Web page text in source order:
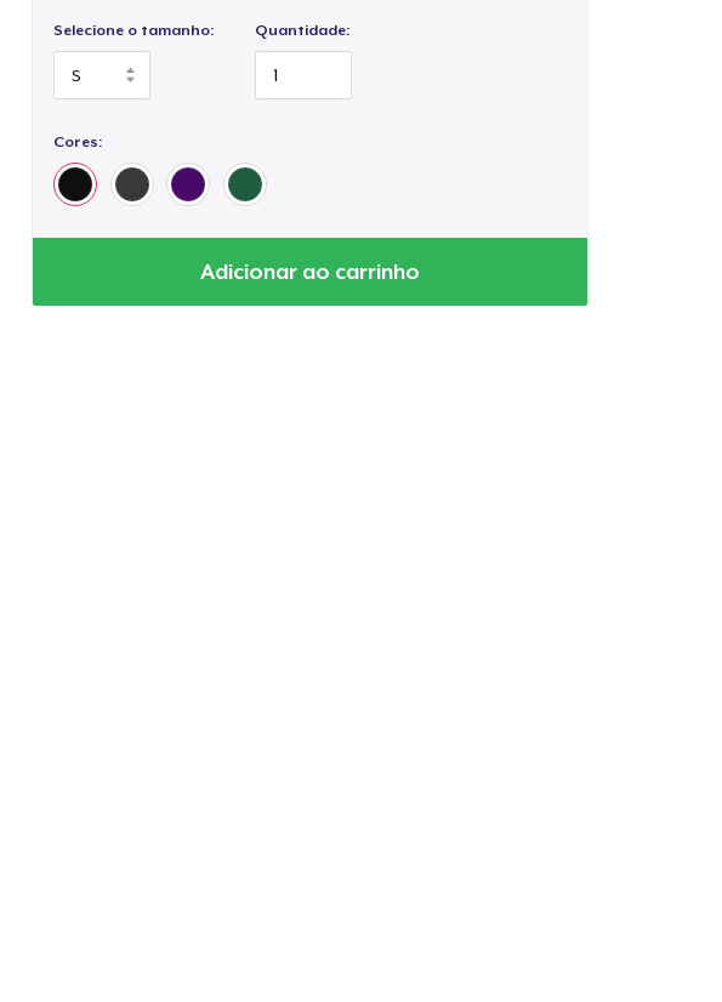
Selecione o tamanho: Quantidade:
Cores:
Adicionar ao carrinho